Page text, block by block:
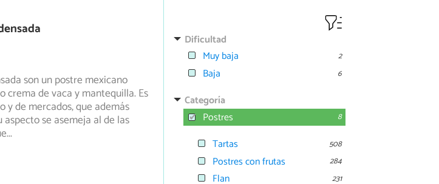
son un postre mexicano
crema de vaca y mantequilla. Es
de mercados, que además
se asemeja al de las
...
Dificultad
Muy baja
2
Baja 6
Categoría
Postres
8
Tartas 508
Postres con frutas 284
Flan 231